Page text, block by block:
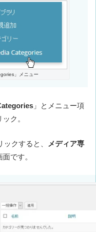
」メニュー
」とメニュー項
ク。
ックすると、
メディア専
です。